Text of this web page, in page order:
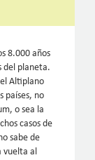
8.000 años
del planeta.
Altiplano
países, no
o sea la
casos de
sabe de
vuelta al